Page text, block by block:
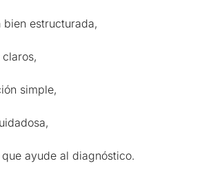
bien estructurada,
simple,
ayude al diagnóstico.